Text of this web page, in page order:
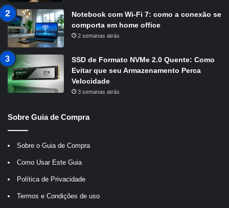
Notebook com Wi-Fi 7: como a conexão se
comporta em home office
2 semanas atrás
SSD de Formato NVMe 2.0 Quente: Como
Evitar que seu Armazenamento Perca
Velocidade
3 semanas atrás
Sobre Guia de Compra
Sobre o Guia de Compra
Como Usar Este Guia
Política de Privacidade
Termos e Condições de uso